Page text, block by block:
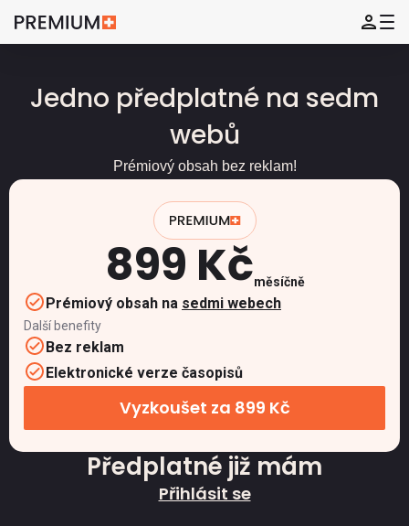
Jedno předplatné na sedm
webů
Prémiový obsah bez reklam!
899 Kčměsíčně
Prémiový obsah na sedmi webech
Další benefity
Bez reklam
Elektronické verze časopisů
Vyzkoušet za 899 Kč
Předplatné již mám
Přihlásit se